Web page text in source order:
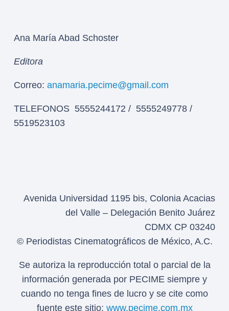
Ana María Abad Schoster
Editora
Correo: anamaria.pecime@gmail.com
TELEFONOS 5555244172 / 5555249778 /
5519523103
Avenida Universidad 1195 bis, Colonia Acacias
del Valle – Delegación Benito Juárez
CDMX CP 03240
© Periodistas Cinematográficos de México, A.C.
Se autoriza la reproducción total o parcial de la
información generada por PECIME siempre y
cuando no tenga fines de lucro y se cite como
fuente este sitio: www.pecime.com.mx